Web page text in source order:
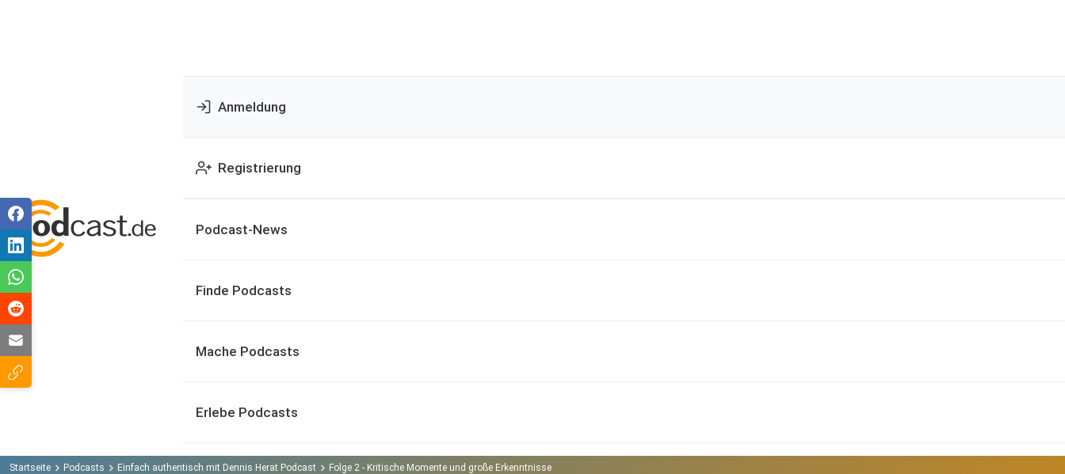
Anmeldung
Registrierung
Podcast-News
Finde Podcasts
Mache Podcasts
Erlebe Podcasts
Startseite Podcasts Einfach authentisch mit Dennis Herat Podcast Folge 2 - Kritische Momente und große Erkenntnisse